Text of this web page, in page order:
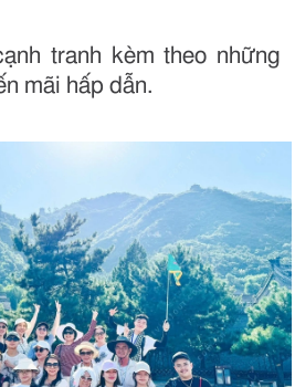
tranh kèm theo những
mãi hấp dẫn.